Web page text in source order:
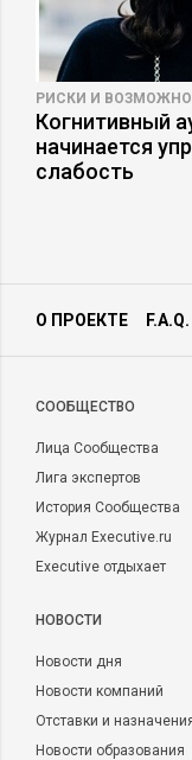
РИСКИ И
Когнитивный
начинается
слабость
О ПРОЕКТЕ F.A.Q.
CООБЩЕСТВО
Лица Сообщества
Лига экспертов
История Сообщества
Журнал Executive.ru
Executive отдыхает
НОВОСТИ
Новости дня
Новости компаний
Отставки и
Новости образования